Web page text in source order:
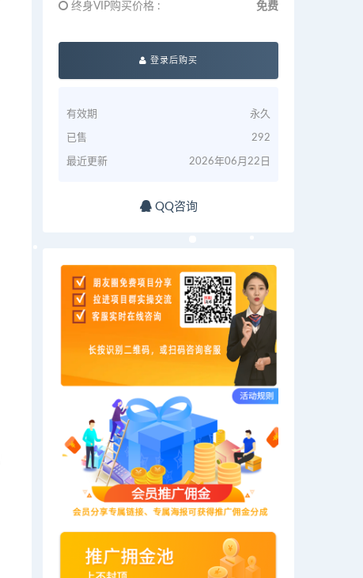
终身VIP购买价格 : 免费
登录后购买
有效期 永久
已售 292
最近更新 2026年06月22日
QQ咨询